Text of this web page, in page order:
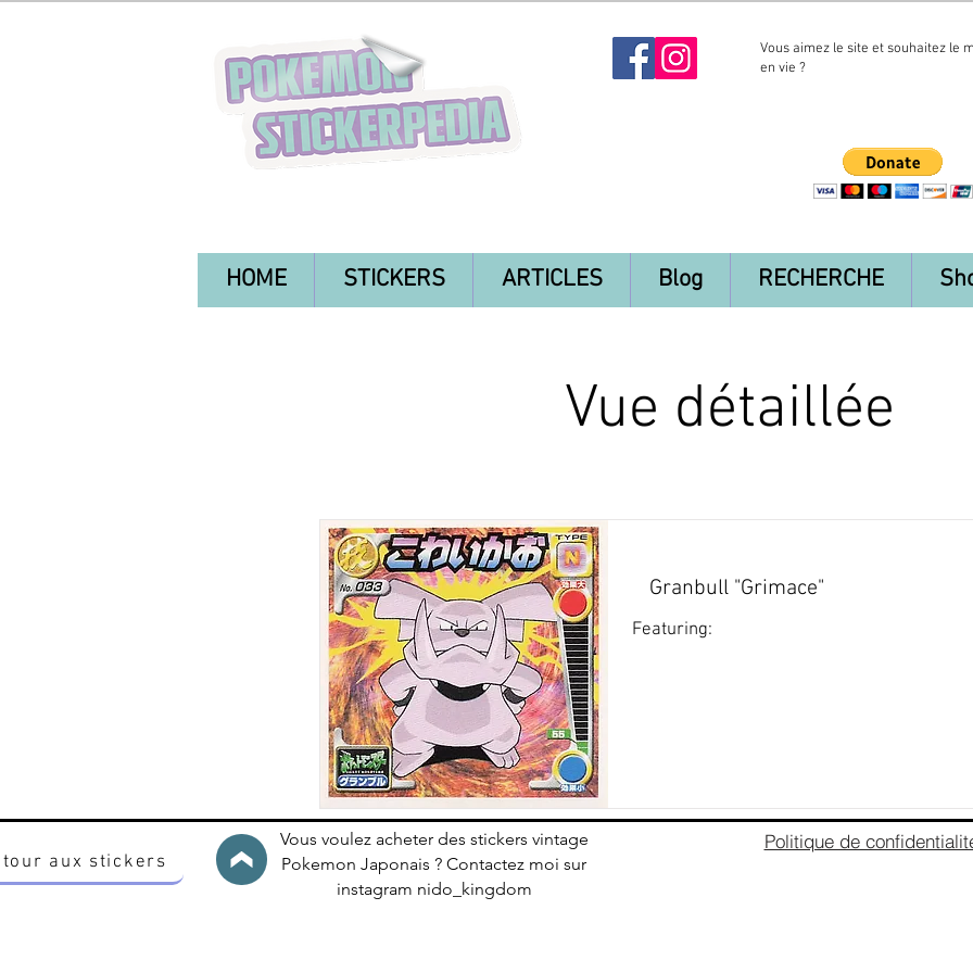
Vous aimez le site et souhaitez le
en vie ?
HOME STICKERS ARTICLES Blog RECHERCHE
Vue détaillée
Granbull "Grimace"
Featuring:
aux stickers
Vous voulez acheter des stickers vintage
Pokemon Japonais ? Contactez moi sur
instagram nido_kingdom
Politique de